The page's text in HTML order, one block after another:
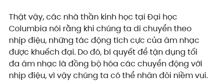
Thật vậy, các nhà thần kinh học tại Đại học
Columbia nói rằng khi chúng ta di chuyển theo
nhịp điệu, những tác động tích cực của âm nhạc
được khuếch đại. Do đó, bí quyết để tận dụng tối
đa âm nhạc là đồng bộ hóa các chuyển động với
nhịp điệu, vì vậy chúng ta có thể nhân đôi niềm vui.